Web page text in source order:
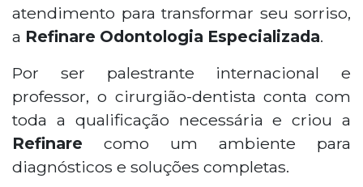
atendimento para transformar seu sorriso,
a Refinare Odontologia Especializada.
Por ser palestrante internacional e
professor, o cirurgião-dentista conta com
toda a qualificação necessária e criou a
Refinare como um ambiente para
diagnósticos e soluções completas.